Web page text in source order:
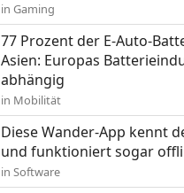
in Gaming
77 Prozent der E-Auto-
Asien: Europas
abhängig
in Mobilität
Diese Wander-App kennt
und funktioniert sogar
in Software